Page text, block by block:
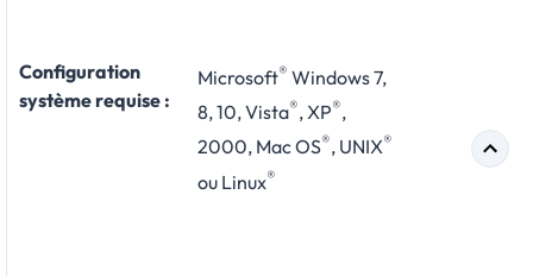
Configuration
système requise :
Microsoft® Windows 7,
8, 10, Vista®, XP®,
2000, Mac OS®, UNIX®
ou Linux®